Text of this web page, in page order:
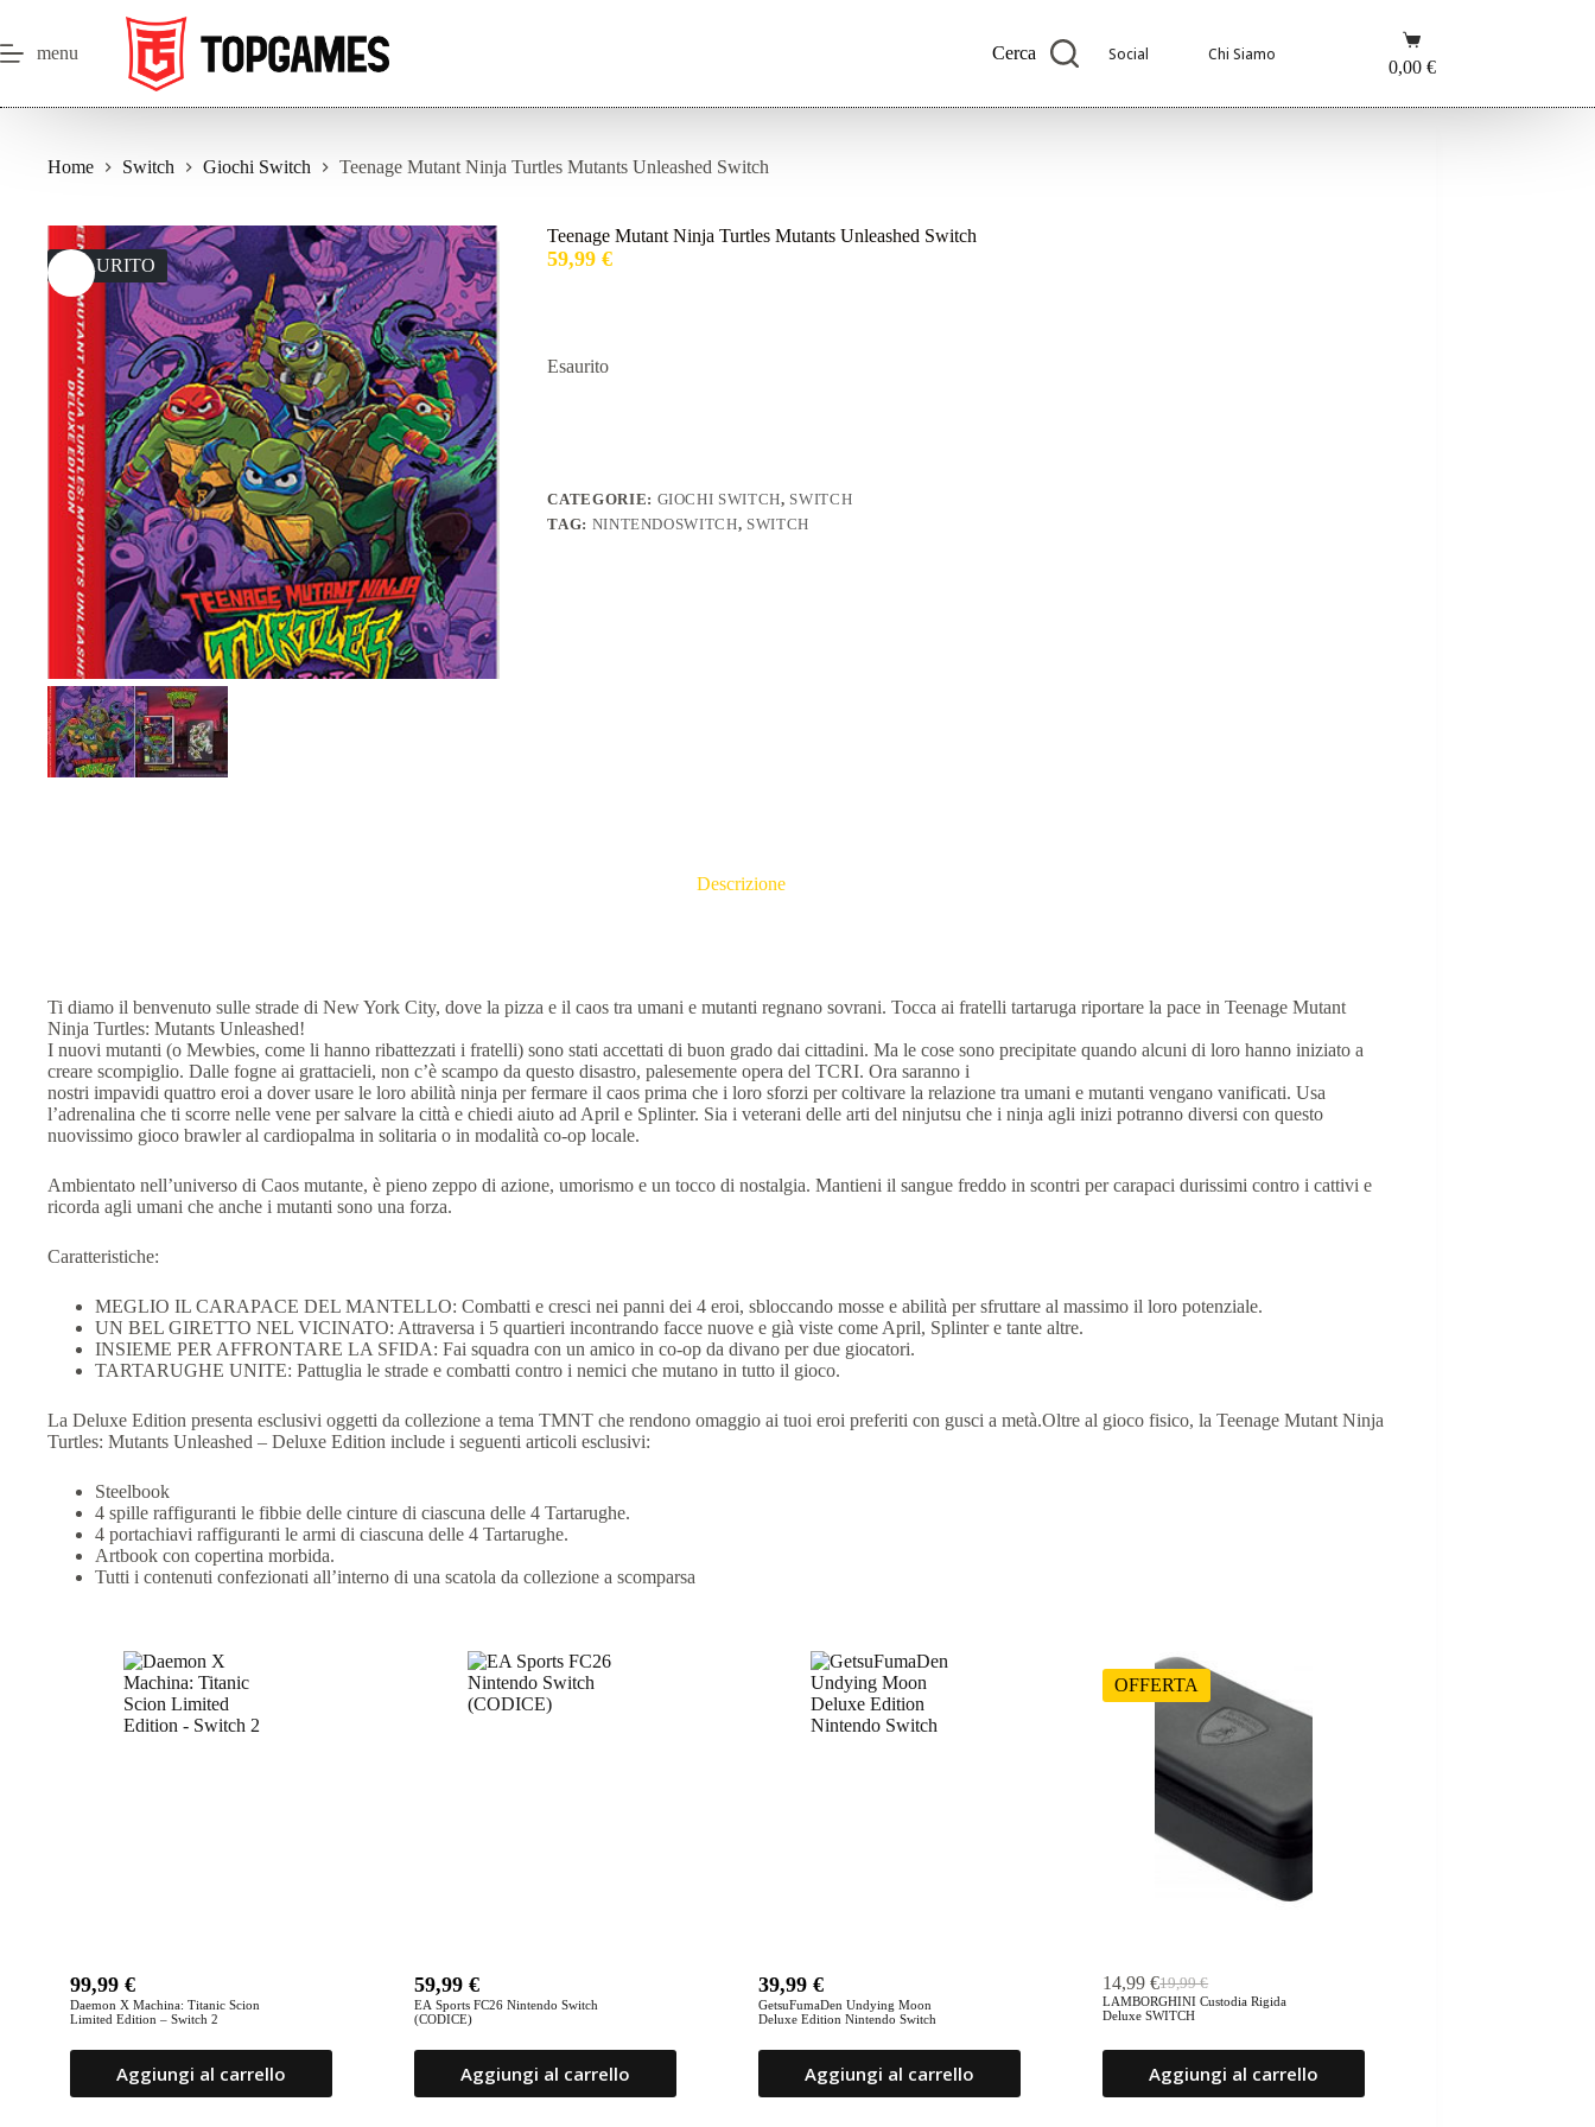
contenuto
menu Cerca Social Chi Siamo
Carrello
0,00 €
Home Switch Giochi Switch Teenage Mutant Ninja Turtles Mutants Unleashed Switch
ESAURITO
Teenage Mutant Ninja Turtles Mutants Unleashed Switch
59,99€
Esaurito
CATEGORIE: GIOCHI SWITCH, SWITCH
TAG: NINTENDOSWITCH, SWITCH
Descrizione
Ti diamo il benvenuto sulle strade di New York City, dove la pizza e il caos tra umani e mutanti regnano sovrani. Tocca ai fratelli tartaruga riportare la pace in Teenage Mutant
Ninja Turtles: Mutants Unleashed!
I nuovi mutanti (o Mewbies, come li hanno ribattezzati i fratelli) sono stati accettati di buon grado dai cittadini. Ma le cose sono precipitate quando alcuni di loro hanno iniziato a
creare scompiglio. Dalle fogne ai grattacieli, non c’è scampo da questo disastro, palesemente opera del TCRI. Ora saranno i
nostri impavidi quattro eroi a dover usare le loro abilità ninja per fermare il caos prima che i loro sforzi per coltivare la relazione tra umani e mutanti vengano vanificati. Usa
l’adrenalina che ti scorre nelle vene per salvare la città e chiedi aiuto ad April e Splinter. Sia i veterani delle arti del ninjutsu che i ninja agli inizi potranno diversi con questo
nuovissimo gioco brawler al cardiopalma in solitaria o in modalità co-op locale.
Ambientato nell’universo di Caos mutante, è pieno zeppo di azione, umorismo e un tocco di nostalgia. Mantieni il sangue freddo in scontri per carapaci durissimi contro i cattivi e
ricorda agli umani che anche i mutanti sono una forza.
Caratteristiche:
MEGLIO IL CARAPACE DEL MANTELLO: Combatti e cresci nei panni dei 4 eroi, sbloccando mosse e abilità per sfruttare al massimo il loro potenziale.
UN BEL GIRETTO NEL VICINATO: Attraversa i 5 quartieri incontrando facce nuove e già viste come April, Splinter e tante altre.
INSIEME PER AFFRONTARE LA SFIDA: Fai squadra con un amico in co-op da divano per due giocatori.
TARTARUGHE UNITE: Pattuglia le strade e combatti contro i nemici che mutano in tutto il gioco.
La Deluxe Edition presenta esclusivi oggetti da collezione a tema TMNT che rendono omaggio ai tuoi eroi preferiti con gusci a metà.Oltre al gioco fisico, la Teenage Mutant Ninja
Turtles: Mutants Unleashed – Deluxe Edition include i seguenti articoli esclusivi:
Steelbook
4 spille raffiguranti le fibbie delle cinture di ciascuna delle 4 Tartarughe.
4 portachiavi raffiguranti le armi di ciascuna delle 4 Tartarughe.
Artbook con copertina morbida.
Tutti i contenuti confezionati all’interno di una scatola da collezione a scomparsa
Daemon X Machina: Titanic Scion
Limited Edition – Switch 2
99,99€
Aggiungi al carrello
EA Sports FC26 Nintendo Switch
(CODICE)
59,99€
Aggiungi al carrello
GetsuFumaDen Undying Moon
Deluxe Edition Nintendo Switch
39,99€
Aggiungi al carrello
OFFERTA
LAMBORGHINI Custodia Rigida
Deluxe SWITCH
19,99€
Il
prezzo
era:
19,99 €.
14,99€Il
prezzo
è:
14,99 €.
Aggiungi al carrello